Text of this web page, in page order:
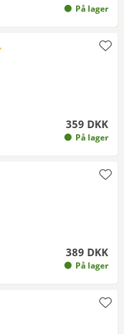
På lager
359 DKK
På lager
389 DKK
På lager